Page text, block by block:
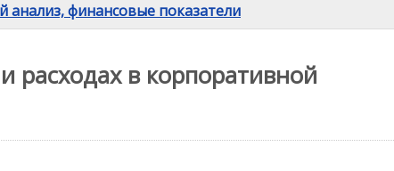
анализ, финансовые показатели
расходах в корпоративной